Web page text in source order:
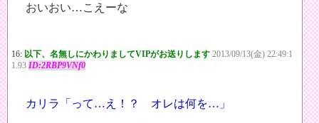
おいおい…こえーな
16: 以下、名無しにかわりましてVIPがお送りします 2013/09/13(金) 22:49:1
1.93 ID:2RBP9VNf0
カリラ「って…え！？ オレは何を…」